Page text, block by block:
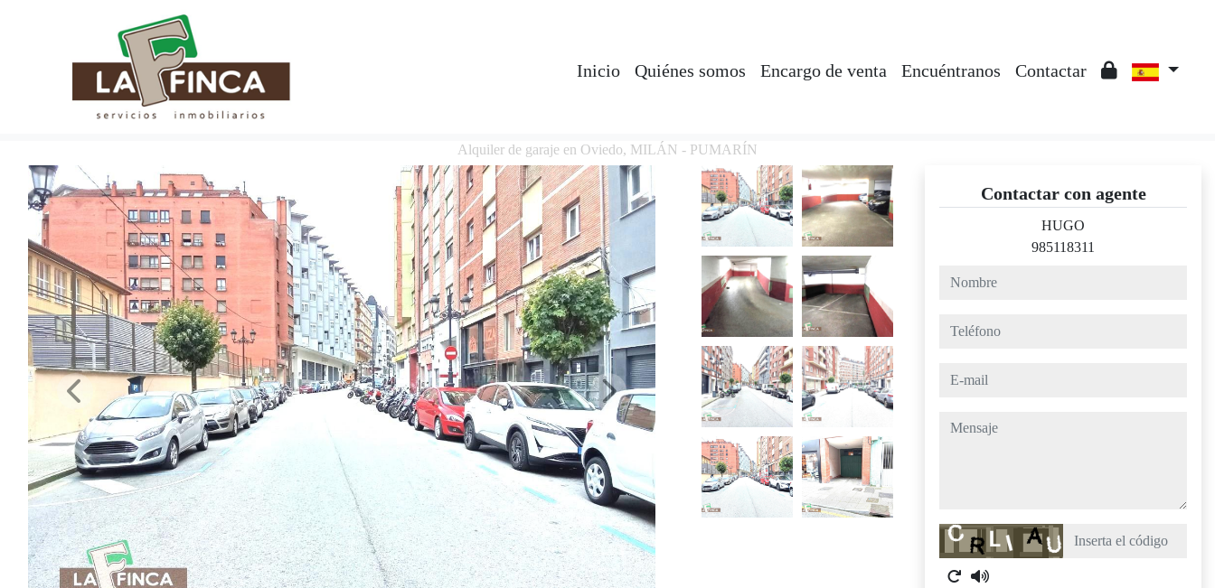
Inicio Quiénes somos Encargo de venta Encuéntranos Contactar
Alquiler de garaje en Oviedo, MILÁN - PUMARÍN
Contactar con agente
HUGO
985118311
nombre
teléfono
e-mail
mensaje
Captcha